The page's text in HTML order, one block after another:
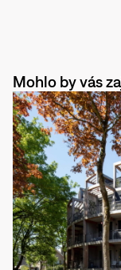
Mohlo by vás